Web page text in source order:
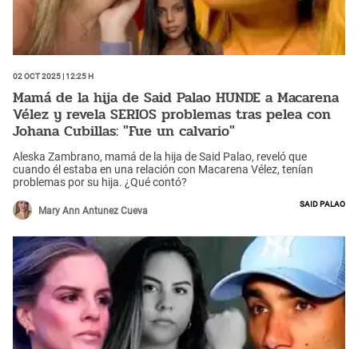
02 Oct 2025 | 12:25 h
Mamá de la hija de Said Palao HUNDE a Macarena
Vélez y revela SERIOS problemas tras pelea con
Johana Cubillas: "Fue un calvario"
Aleska Zambrano, mamá de la hija de Said Palao, reveló que
cuando él estaba en una relación con Macarena Vélez, tenían
problemas por su hija. ¿Qué contó?
Mary Ann Antunez Cueva
Said Palao